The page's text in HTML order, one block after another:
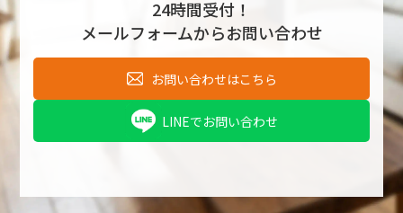
24時間受付！
メールフォームからお問い合わせ
お問い合わせはこちら
LINEでお問い合わせ